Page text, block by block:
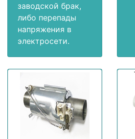
заводской брак,
либо перепады
напряжения в
электросети.